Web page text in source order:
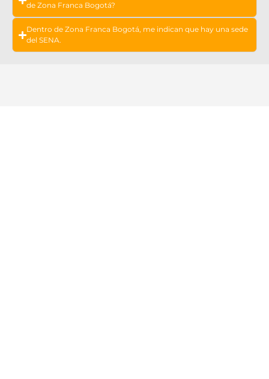
de Zona Franca Bogotá?
Dentro de Zona Franca Bogotá, me indican que hay una sede
del SENA.